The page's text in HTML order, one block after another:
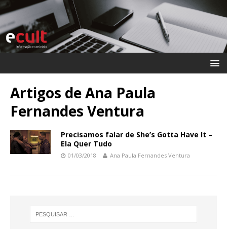
Artigos deAna Paula
Fernandes Ventura
Precisamos falar de She’s Gotta Have It –
Ela Quer Tudo
01/03/2018 Ana Paula Fernandes Ventura